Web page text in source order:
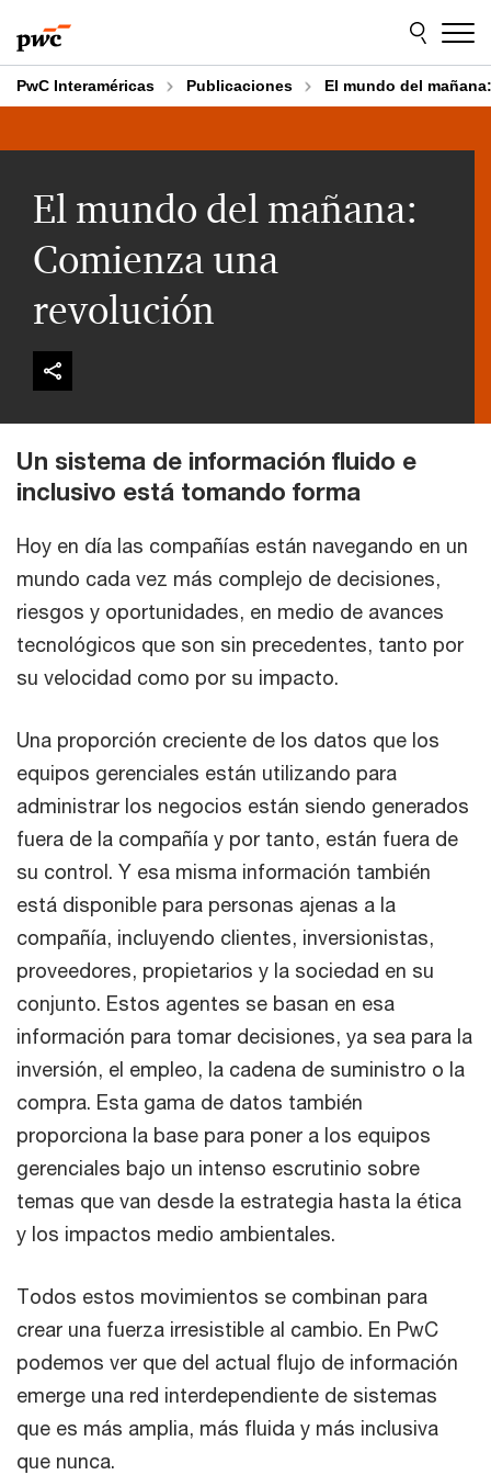
to
content
to
footer
PwC Interaméricas Publicaciones El mundo del
El mundo del mañana:
Comienza una
revolución
Un sistema de información fluido e
inclusivo está tomando forma
Hoy en día las compañías están navegando en un
mundo cada vez más complejo de decisiones,
riesgos y oportunidades, en medio de avances
tecnológicos que son sin precedentes, tanto por
su velocidad como por su impacto.
Una proporción creciente de los datos que los
equipos gerenciales están utilizando para
administrar los negocios están siendo generados
fuera de la compañía y por tanto, están fuera de
su control. Y esa misma información también
está disponible para personas ajenas a la
compañía, incluyendo clientes, inversionistas,
proveedores, propietarios y la sociedad en su
conjunto. Estos agentes se basan en esa
información para tomar decisiones, ya sea para la
inversión, el empleo, la cadena de suministro o la
compra. Esta gama de datos también
proporciona la base para poner a los equipos
gerenciales bajo un intenso escrutinio sobre
temas que van desde la estrategia hasta la ética
y los impactos medio ambientales.
Todos estos movimientos se combinan para
crear una fuerza irresistible al cambio. En PwC
podemos ver que del actual flujo de información
emerge una red interdependiente de sistemas
que es más amplia, más fluida y más inclusiva
que nunca.